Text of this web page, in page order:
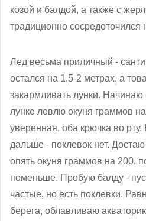
козой и балдой, а также с
традиционно сосредоточился
Лед весьма приличный -
остался на 1,5-2 метрах, а
закармливать лунки. Начинаю
лунке ловлю окуня граммов
уверенная, оба крючка во
дальше - поклевок нет.
опять окуня граммов на 200,
поменьше. Пробую балду -
частые, но есть поклевки.
берега, облавливаю